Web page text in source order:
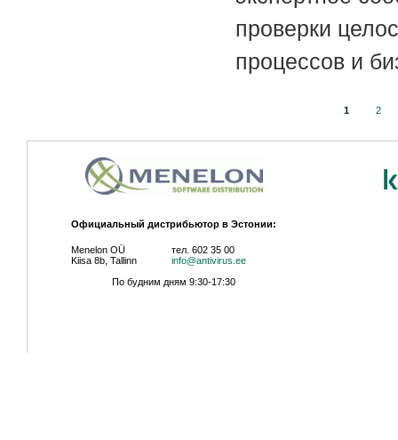
проверки
процессов и
1 2
Официальный дистрибьютор в Эстонии:
Menelon OÜ
Kiisa 8b, Tallinn
тел. 602 35 00
info@antivirus.ee
По будним дням 9:30-17:30